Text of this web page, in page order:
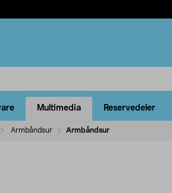
Multimedia Reservedeler
Armbåndsur Armbåndsur